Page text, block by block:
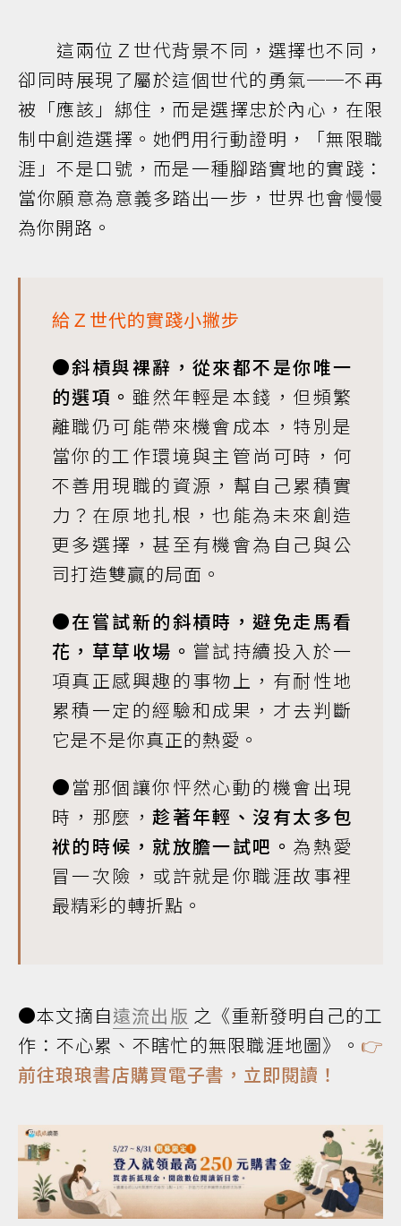
這兩位Ｚ世代背景不同，選擇也不同，
卻同時展現了屬於這個世代的勇氣──不再
被「應該」綁住，而是選擇忠於內心，在限
制中創造選擇。她們用行動證明，「無限職
涯」不是口號，而是一種腳踏實地的實踐：
當你願意為意義多踏出一步，世界也會慢慢
為你開路。
給Ｚ世代的實踐小撇步
●斜槓與裸辭，從來都不是你唯一
的選項。 雖然年輕是本錢，但頻繁
離職仍可能帶來機會成本，特別是
當你的工作環境與主管尚可時，何
不善用現職的資源，幫自己累積實
力？在原地扎根，也能為未來創造
更多選擇，甚至有機會為自己與公
司打造雙贏的局面。
●在嘗試新的斜槓時，避免走馬看
花，草草收場。 嘗試持續投入於一
項真正感興趣的事物上，有耐性地
累積一定的經驗和成果，才去判斷
它是不是你真正的熱愛。
●當那個讓你怦然心動的機會出現
時，那麼，趁著年輕、沒有太多包
袱的時候，就放膽一試吧。 為熱愛
冒一次險，或許就是你職涯故事裡
最精彩的轉折點。
●本文摘自遠流出版 之《重新發明自己的工
作：不心累、不瞎忙的無限職涯地圖》。 👉
前往琅琅書店購買電子書，立即閱讀！